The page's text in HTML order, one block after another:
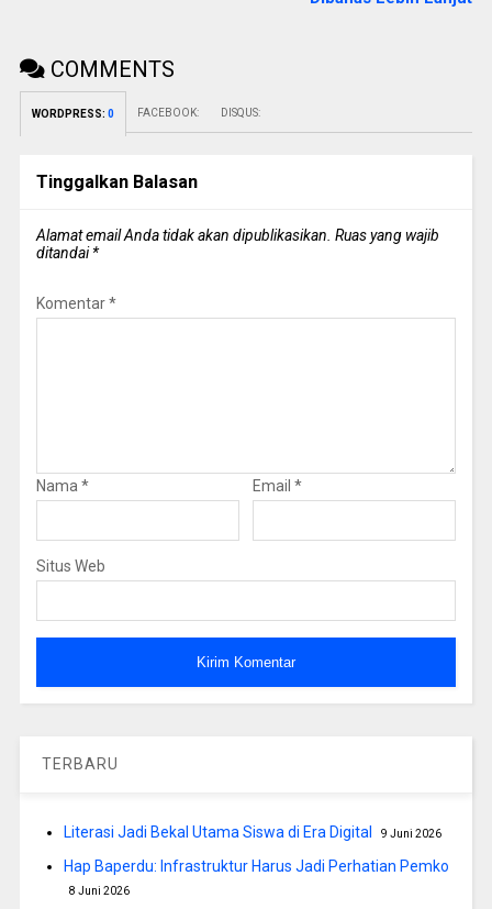
COMMENTS
WORDPRESS: 0 FACEBOOK: DISQUS:
Tinggalkan Balasan
Alamat email Anda tidak akan dipublikasikan. Ruas yang wajib
ditandai*
Komentar*
Nama * Email *
Situs Web
TERBARU
Literasi Jadi Bekal Utama Siswa di Era Digital 9 Juni 2026
Hap Baperdu: Infrastruktur Harus Jadi Perhatian Pemko
8 Juni 2026